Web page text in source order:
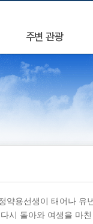
주변 관광
약용선생이 태어나 유
시 돌아와 여생을 마